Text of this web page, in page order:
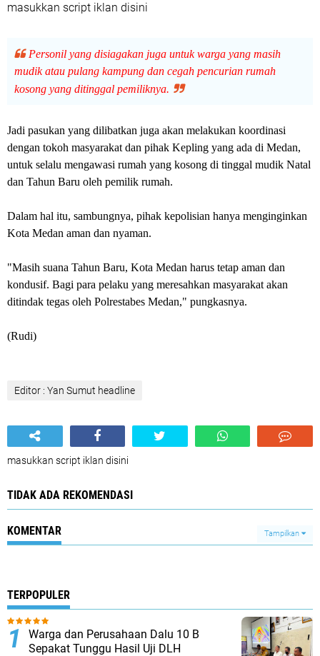
masukkan script iklan disini
Personil yang disiagakan juga untuk warga yang masih
mudik atau pulang kampung dan cegah pencurian rumah
kosong yang ditinggal pemiliknya.
Jadi pasukan yang dilibatkan juga akan melakukan koordinasi
dengan tokoh masyarakat dan pihak Kepling yang ada di Medan,
untuk selalu mengawasi rumah yang kosong di tinggal mudik Natal
dan Tahun Baru oleh pemilik rumah.
Dalam hal itu, sambungnya, pihak kepolisian hanya menginginkan
Kota Medan aman dan nyaman.
"Masih suana Tahun Baru, Kota Medan harus tetap aman dan
kondusif. Bagi para pelaku yang meresahkan masyarakat akan
ditindak tegas oleh Polrestabes Medan," pungkasnya.
(Rudi)
Editor : Yan Sumut headline
masukkan script iklan disini
TIDAK ADA REKOMENDASI
KOMENTAR Tampilkan
TERPOPULER
Warga dan Perusahaan Dalu 10 B
Sepakat Tunggu Hasil Uji DLH